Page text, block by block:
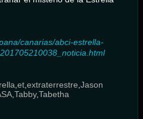
canarias/abci-estrella-
,et,extraterrestre,Jason
,Tabby,Tabetha